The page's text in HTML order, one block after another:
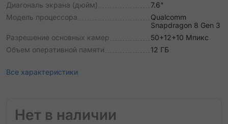
Диагональ экрана (дюйм)
7.6"
Модель процессора
Qualcomm
Snapdragon 8 Gen 3
Разрешение основных камер
50+12+10 Мпикс
Объем оперативной памяти
12 ГБ
Все характеристики
Нет в наличии